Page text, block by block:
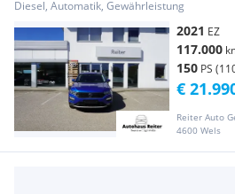
*KAMERA*AHK*
Diesel, Automatik, Gewährleistung
2021 EZ
117.000
150 PS
Reiter Auto
4600 Wels
€